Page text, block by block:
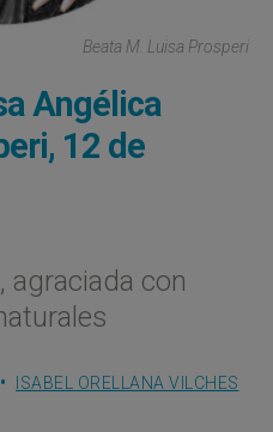
Beata M. Luisa Prosperi
Angélica
12 de
agraciada con
ISABEL ORELLANA VILCHES